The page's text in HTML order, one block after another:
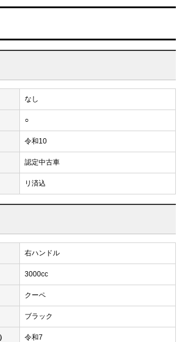
なし
○
令和10
認定中古車
リ済込
右ハンドル
3000cc
クーペ
ブラック
令和7